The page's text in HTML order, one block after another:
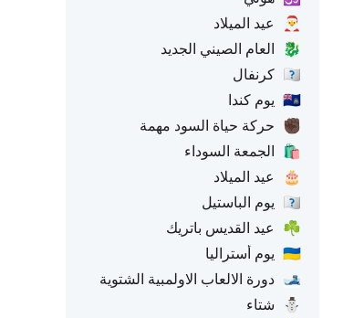
🎅
عيد الميلاد
🐉
العام الصيني الجديد
🇧🇷 كرنفال
🇨🇦 يوم كندا
✊🏿 حركة حياة السود مهمة
🛍️
الجمعة السوداء
🎂
عيد الميلاد
🇫🇷 يوم الباستيل
☘️
عيد القديس باتريك
🇦🇺 يوم أستراليا
🎿 دورة الالعاب الاولمبية الشتوية
⛄
شتاء